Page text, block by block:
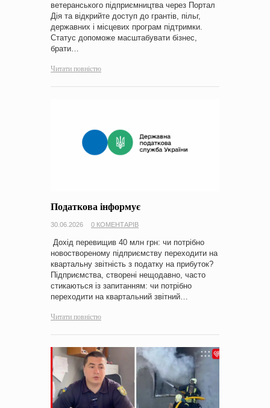
ветеранського підприємництва через Портал
Дія та відкрийте доступ до грантів, пільг,
державних і місцевих програм підтримки.
Статус допоможе масштабувати бізнес,
брати…
Читати повністю
Податкова інформує
30.06.2026 0 КОМЕНТАРІВ
Дохід перевищив 40 млн грн: чи потрібно
новоствореному підприємству переходити на
квартальну звітність з податку на прибуток?
Підприємства, створені нещодавно, часто
стикаються із запитанням: чи потрібно
переходити на квартальний звітний…
Читати повністю